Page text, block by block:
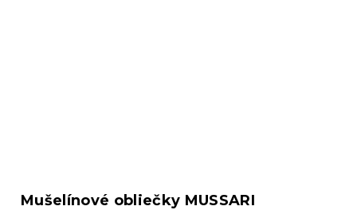
Mušelínové obliečky MUSSARI